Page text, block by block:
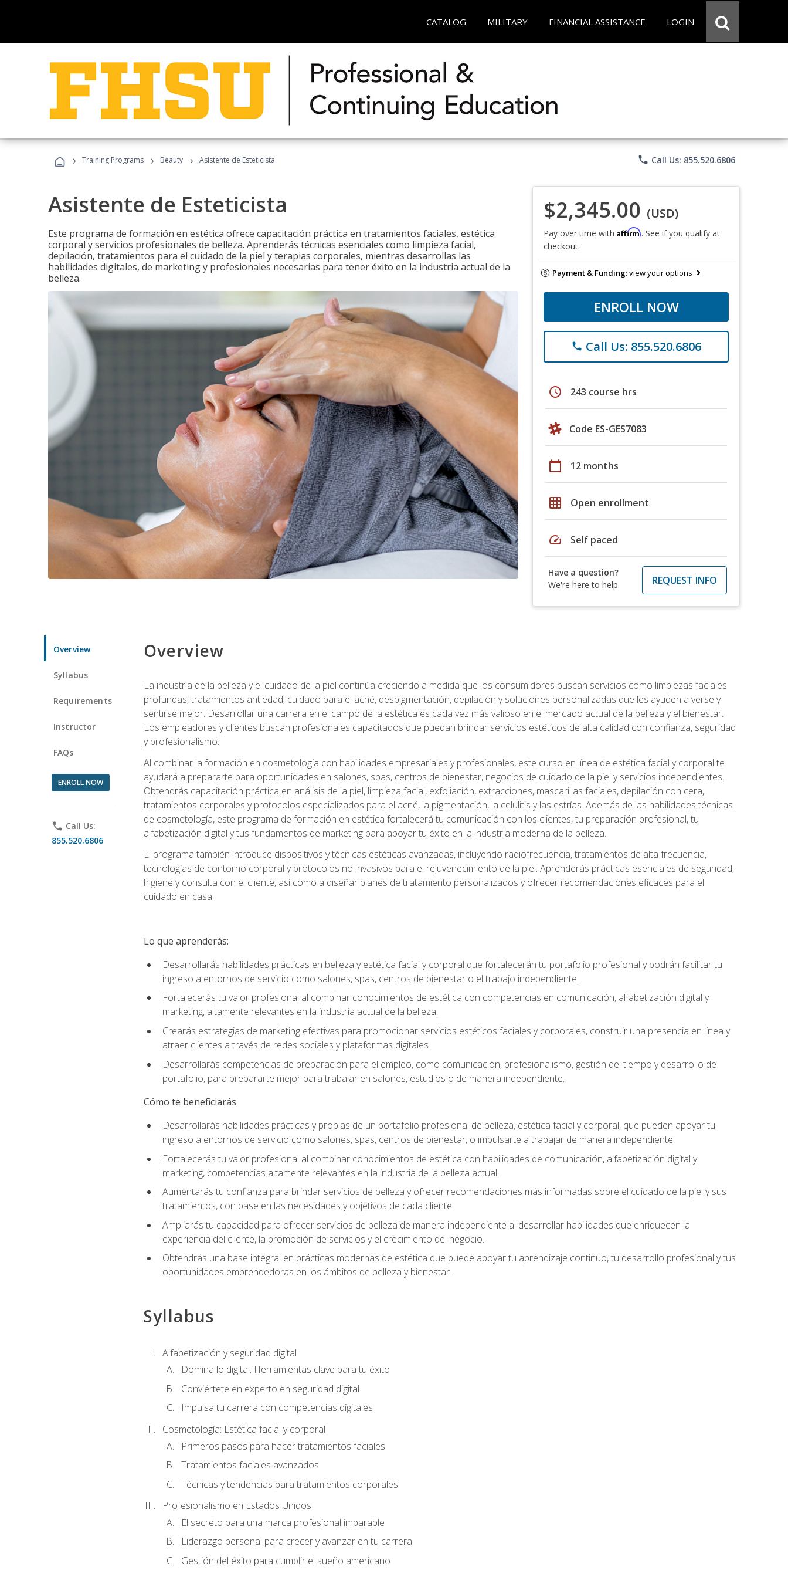
CATALOG MILITARY FINANCIAL ASSISTANCE LOGIN
› Training Programs › Beauty › Asistente de Esteticista phone Call Us: 855.520.6806
Asistente de Esteticista
Este programa de formación en estética ofrece capacitación práctica en tratamientos faciales, estética
corporal y servicios profesionales de belleza. Aprenderás técnicas esenciales como limpieza facial,
depilación, tratamientos para el cuidado de la piel y terapias corporales, mientras desarrollas las
habilidades digitales, de marketing y profesionales necesarias para tener éxito en la industria actual de la
belleza.
$2,345.00 (USD)
Pay over time with Affirm. See if you qualify at
checkout.
Payment & Funding:view your options
ENROLL NOW
phone Call Us: 855.520.6806
schedule 243 course hrs
Code ES-GES7083
calendar_today 12 months
grid_on Open enrollment
speed Self paced
Have a question?
We're here to help
REQUEST INFO
Overview
Syllabus
Requirements
Instructor
FAQs
ENROLL NOW
phone Call Us:
855.520.6806
Overview
La industria de la belleza y el cuidado de la piel continúa creciendo a medida que los consumidores buscan servicios como limpiezas faciales
profundas, tratamientos antiedad, cuidado para el acné, despigmentación, depilación y soluciones personalizadas que les ayuden a verse y
sentirse mejor. Desarrollar una carrera en el campo de la estética es cada vez más valioso en el mercado actual de la belleza y el bienestar.
Los empleadores y clientes buscan profesionales capacitados que puedan brindar servicios estéticos de alta calidad con confianza, seguridad
y profesionalismo.
Al combinar la formación en cosmetología con habilidades empresariales y profesionales, este curso en línea de estética facial y corporal te
ayudará a prepararte para oportunidades en salones, spas, centros de bienestar, negocios de cuidado de la piel y servicios independientes.
Obtendrás capacitación práctica en análisis de la piel, limpieza facial, exfoliación, extracciones, mascarillas faciales, depilación con cera,
tratamientos corporales y protocolos especializados para el acné, la pigmentación, la celulitis y las estrías. Además de las habilidades técnicas
de cosmetología, este programa de formación en estética fortalecerá tu comunicación con los clientes, tu preparación profesional, tu
alfabetización digital y tus fundamentos de marketing para apoyar tu éxito en la industria moderna de la belleza.
El programa también introduce dispositivos y técnicas estéticas avanzadas, incluyendo radiofrecuencia, tratamientos de alta frecuencia,
tecnologías de contorno corporal y protocolos no invasivos para el rejuvenecimiento de la piel. Aprenderás prácticas esenciales de seguridad,
higiene y consulta con el cliente, así como a diseñar planes de tratamiento personalizados y ofrecer recomendaciones eficaces para el
cuidado en casa.
Lo que aprenderás:
Desarrollarás habilidades prácticas en belleza y estética facial y corporal que fortalecerán tu portafolio profesional y podrán facilitar tu
ingreso a entornos de servicio como salones, spas, centros de bienestar o el trabajo independiente.
Fortalecerás tu valor profesional al combinar conocimientos de estética con competencias en comunicación, alfabetización digital y
marketing, altamente relevantes en la industria actual de la belleza.
Crearás estrategias de marketing efectivas para promocionar servicios estéticos faciales y corporales, construir una presencia en línea y
atraer clientes a través de redes sociales y plataformas digitales.
Desarrollarás competencias de preparación para el empleo, como comunicación, profesionalismo, gestión del tiempo y desarrollo de
portafolio, para prepararte mejor para trabajar en salones, estudios o de manera independiente.
Cómo te beneficiarás
Desarrollarás habilidades prácticas y propias de un portafolio profesional de belleza, estética facial y corporal, que pueden apoyar tu
ingreso a entornos de servicio como salones, spas, centros de bienestar, o impulsarte a trabajar de manera independiente.
Fortalecerás tu valor profesional al combinar conocimientos de estética con habilidades de comunicación, alfabetización digital y
marketing, competencias altamente relevantes en la industria de la belleza actual.
Aumentarás tu confianza para brindar servicios de belleza y ofrecer recomendaciones más informadas sobre el cuidado de la piel y sus
tratamientos, con base en las necesidades y objetivos de cada cliente.
Ampliarás tu capacidad para ofrecer servicios de belleza de manera independiente al desarrollar habilidades que enriquecen la
experiencia del cliente, la promoción de servicios y el crecimiento del negocio.
Obtendrás una base integral en prácticas modernas de estética que puede apoyar tu aprendizaje continuo, tu desarrollo profesional y tus
oportunidades emprendedoras en los ámbitos de belleza y bienestar.
Syllabus
Alfabetización y seguridad digital
Domina lo digital: Herramientas clave para tu éxito
Conviértete en experto en seguridad digital
Impulsa tu carrera con competencias digitales
Cosmetología: Estética facial y corporal
Primeros pasos para hacer tratamientos faciales
Tratamientos faciales avanzados
Técnicas y tendencias para tratamientos corporales
Profesionalismo en Estados Unidos
El secreto para una marca profesional imparable
Liderazgo personal para crecer y avanzar en tu carrera
Gestión del éxito para cumplir el sueño americano